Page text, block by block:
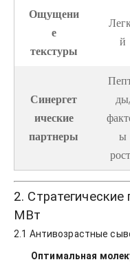
Ощущени
е
текстуры
й
Синергет
ические
партнеры
ды,
ы
2.
МВт
2.1 Антивозрастные
Оптимальная